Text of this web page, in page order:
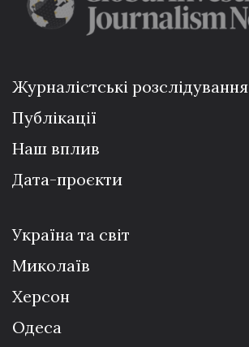
Журналістські розслідування
Публікації
Наш вплив
Дата-проєкти
Україна та світ
Миколаїв
Херсон
Одеса